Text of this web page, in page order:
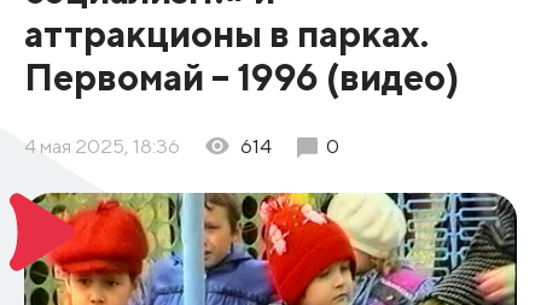
аттракционы в парках.
Первомай – 1996 (видео)
4 мая 2025, 18:36 614 0